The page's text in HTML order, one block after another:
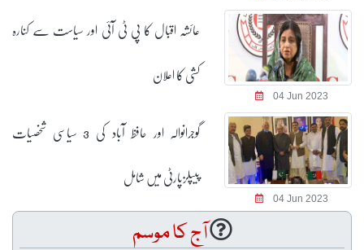
04 Jun 2023
عائشہ اقبال کا پی ٹی آئی اور سیاست سے کنارہ
کشی کا اعلان
04 Jun 2023
گوجرانوالہ اور حافظ آباد کی 3 سیاسی شخصیات
پیپلزپارٹی میں شامل
آج کا موسم